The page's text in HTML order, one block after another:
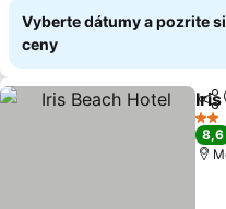
Vyberte dátumy a pozrite
ceny
Iris
2
8,6